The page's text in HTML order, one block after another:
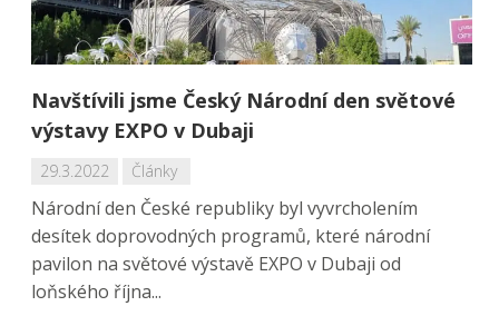
Navštívili jsme Český Národní den světové
výstavy EXPO v Dubaji
29.3.2022 Články
Národní den České republiky byl vyvrcholením
desítek doprovodných programů, které národní
pavilon na světové výstavě EXPO v Dubaji od
loňského října...